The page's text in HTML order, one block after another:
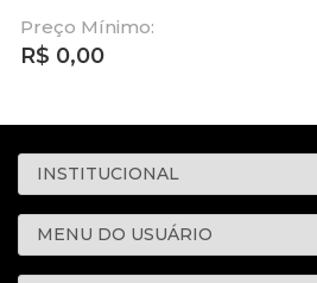
Preço Mínimo:
R$ 0,00
INSTITUCIONAL
MENU DO USUÁRIO